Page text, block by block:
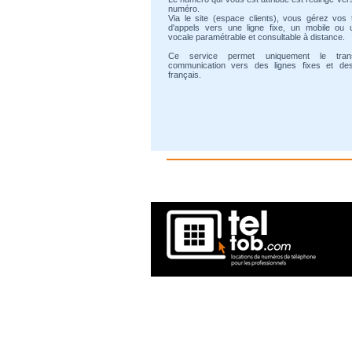
numéro.
Via le site (espace clients), vous gérez vos
d'appels vers une ligne fixe, un mobile ou
vocale paramétrable et consultable à distance.
Ce service permet uniquement le
communication vers des lignes fixes et
français.